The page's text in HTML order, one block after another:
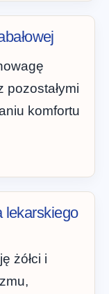
pozostałymi
komfortu
lekarskiego
żółci i